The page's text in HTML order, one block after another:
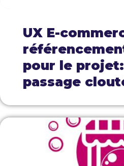
UX E-
pour le
passage